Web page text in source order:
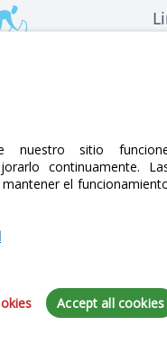
nuestro sitio
continuamente.
el
Accept all cookies